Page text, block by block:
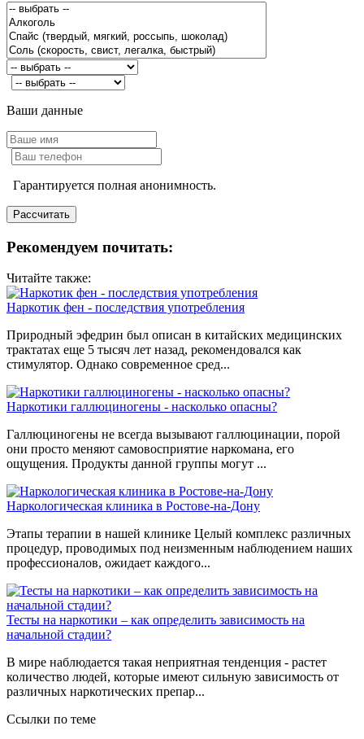
Ваши данные
Гарантируется полная анонимность.
Рекомендуем почитать:
Читайте также:
Наркотик фен - последствия употребления
Природный эфедрин был описан в китайских медицинских
трактатах еще 5 тысяч лет назад, рекомендовался как
стимулятор. Однако современное сред...
Наркотики галлюциногены - насколько опасны?
Галлюциногены не всегда вызывают галлюцинации, порой
они просто меняют самовосприятие наркомана, его
ощущения. Продукты данной группы могут ...
Наркологическая клиника в Ростове-на-Дону
Этапы терапии в нашей клинике Целый комплекс различных
процедур, проводимых под неизменным наблюдением наших
профессионалов, ожидает каждого...
Тесты на наркотики – как определить зависимость на
начальной стадии?
В мире наблюдается такая неприятная тенденция - растет
количество людей, которые имеют сильную зависимость от
различных наркотических препар...
Ссылки по теме